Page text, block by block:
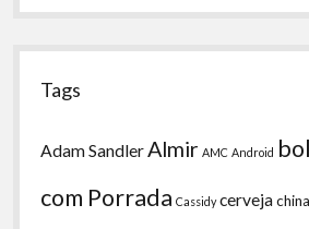
Tags
Adam Sandler Almir AMC Android
com Porrada Cassidy cervejachina